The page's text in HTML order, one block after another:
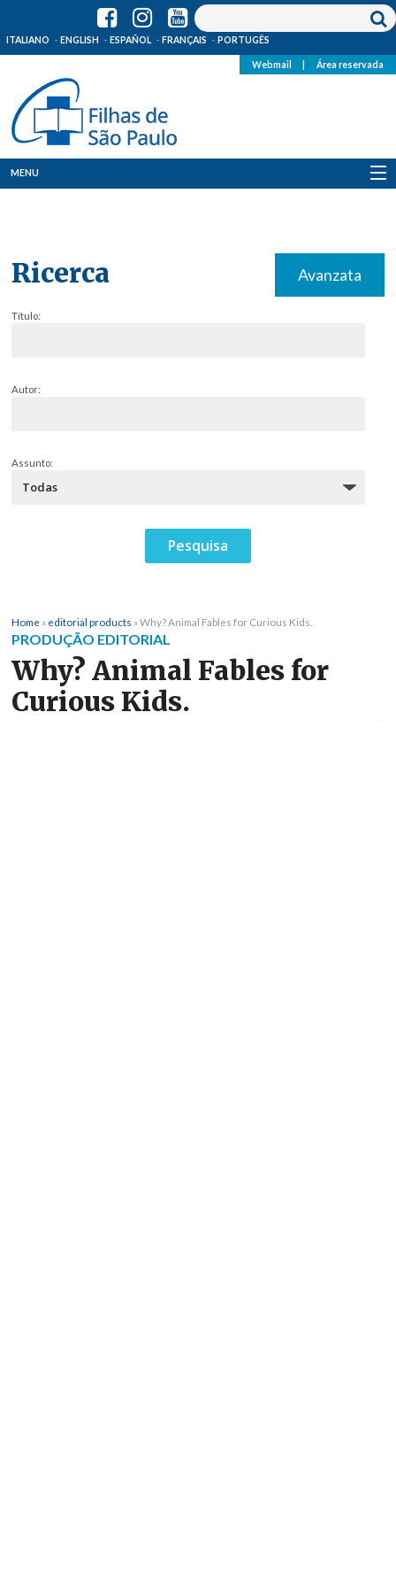
ITALIANO ENGLISH ESPAÑOL FRANÇAIS PORTUGÊS
Webmail Área reservada
MENU
Ricerca Avanzata
Título:
Autor:
Assunto:
Home » editorial products »Why? Animal Fables for Curious Kids.
PRODUÇÃO EDITORIAL
Why? Animal Fables for
Curious Kids.